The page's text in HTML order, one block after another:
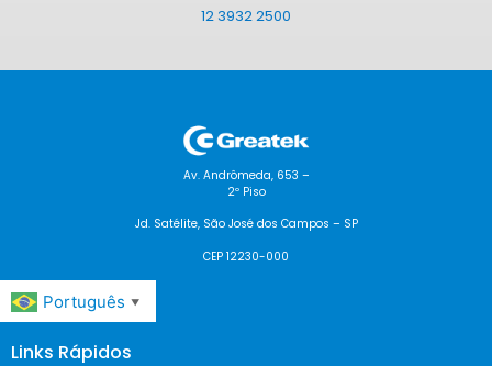
12 3932 2500
Av. Andrômeda, 653 –
2º Piso
Jd. Satélite, São José dos Campos – SP
CEP 12230-000
Português ▼
Links Rápidos